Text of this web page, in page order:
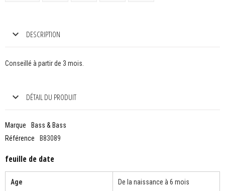
DESCRIPTION
Conseillé à partir de 3 mois.
DÉTAIL DU PRODUIT
Marque
Bass & Bass
Référence
B83089
feuille de date
Age De la naissance à 6 mois